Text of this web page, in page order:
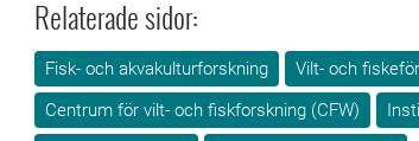
Relaterade sidor:
Fisk- och akvakulturforskning
Vilt- och
Centrum för vilt- och fiskforskning (CFW)